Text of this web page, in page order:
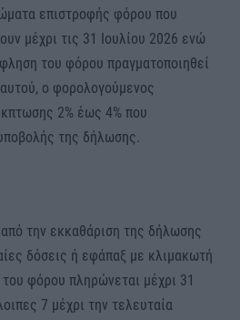
επιστροφής φόρου που
μέχρι τις 31 Ιουλίου 2026 ενώ
του φόρου πραγματοποιηθεί
ο φορολογούμενος
2% έως 4% που
της δήλωσης.
την εκκαθάριση της δήλωσης
δόσεις ή εφάπαξ με κλιμακωτή
φόρου πληρώνεται μέχρι 31
7 μέχρι την τελευταία